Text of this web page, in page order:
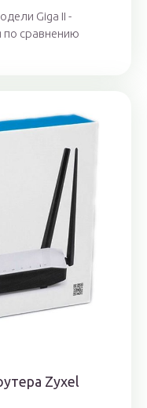
Giga II -
по сравнению
Zyxel